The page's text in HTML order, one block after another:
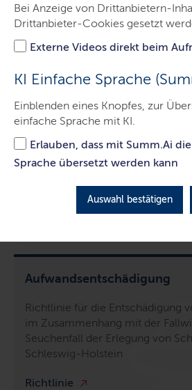
Bei Anzeige von Drittanbietern-
Drittanbieter-Cookies gesetzt
Externe Videos direkt beim
KI Einfache Sprache
Einblenden eines Knopfes, zur
einfache Sprache mit KI.
Erlauben, dass mit Summ.Ai
Sprache übersetzt werden kann
Auswahl bestätigen
Hier finden Sie alle Zahlen zum
zur Übersicht im Download:
Jägerprüfung 2025
Jagdscheine 2024
Jagdabgabe 2024
Aufwandsentschädigung
Richtlinie für die Entschädigung
im Zusammenhang mit der
Seuchenfall der Erlegung von
Schleswig-Holstein
Richtlinie